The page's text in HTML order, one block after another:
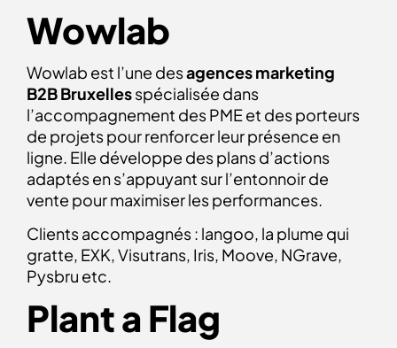
Wowlab
Wowlab est l’une desagences marketing
B2B Bruxellesspécialisée dans
l’accompagnement des PME et des porteurs
de projets pour renforcer leur présence en
ligne. Elle développe des plans d’actions
adaptés en s’appuyant sur l’entonnoir de
vente pour maximiser les performances.
Clients accompagnés : langoo, la plume qui
gratte, EXK, Visutrans, Iris, Moove, NGrave,
Pysbru etc.
Plant a Flag